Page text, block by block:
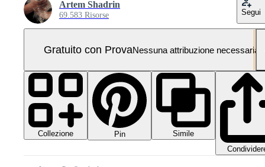
Artem Shadrin
69.583 Risorse Segui
Gratuito con ProvaNessuna attribuzione necessaria
Collezione Pin
Simile